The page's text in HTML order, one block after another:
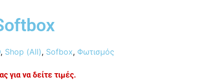
, Shop (All), Sofbox, Φωτισμός
για να δείτε τιμές.